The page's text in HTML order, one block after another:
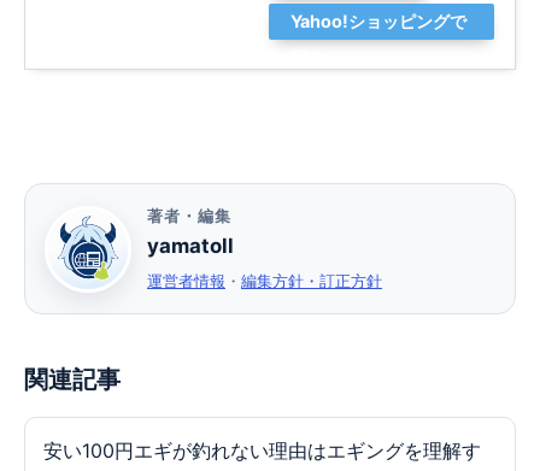
Yahoo!ショッピングで
著者・編集
yamatoll
運営者情報 ・ 編集方針・訂正方針
関連記事
安い100円エギが釣れない理由はエギングを理解す